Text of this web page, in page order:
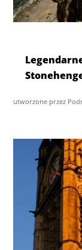
utworzone przez